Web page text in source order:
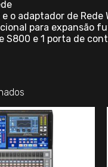
e o adaptador de
para expansão
S800 e 1 porta de